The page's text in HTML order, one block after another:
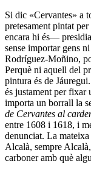
Si dic «Cervantes» a
pretesament pintat
encara hi és—
sense importar gens
Rodríguez-Moñino,
Perquè ni aquell del
pintura és de
és justament per fixar
importa un borrall la
de Cervantes al
entre 1608 i 1618, i
denunciat. La mateixa
Alcalà, sempre
carboner amb què